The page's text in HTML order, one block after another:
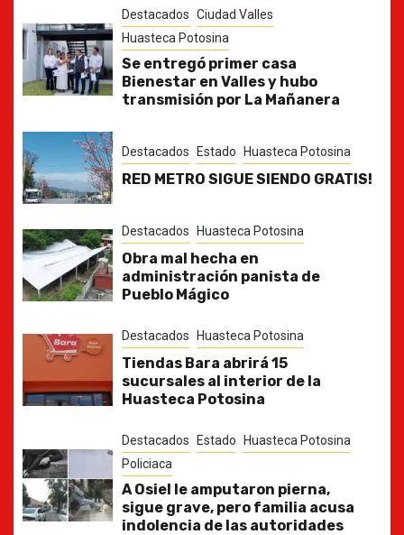
Destacados Ciudad Valles
Huasteca Potosina
Se entregó primer casa
Bienestar en Valles y hubo
transmisión por La Mañanera
Destacados Estado Huasteca Potosina
RED METRO SIGUE SIENDO GRATIS!
Destacados Huasteca Potosina
Obra mal hecha en
administración panista de
Pueblo Mágico
Destacados Huasteca Potosina
Tiendas Bara abrirá 15
sucursales al interior de la
Huasteca Potosina
Destacados Estado
Huasteca Potosina
Policiaca
A Osiel le amputaron pierna,
sigue grave, pero familia acusa
indolencia de las autoridades